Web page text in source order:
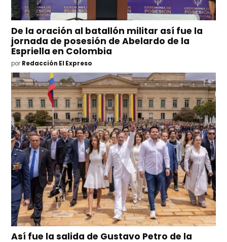
De la oración al batallón militar así fue la
jornada de posesión de Abelardo de la
Espriella en Colombia
por Redacción El Expreso
Así fue la salida de Gustavo Petro de la